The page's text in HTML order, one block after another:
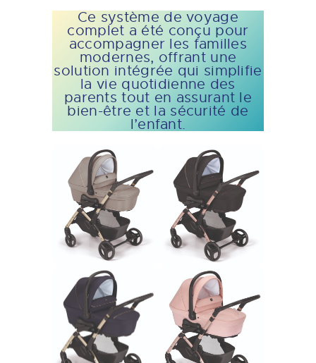
Ce système de voyage
complet a été conçu pour
accompagner les familles
modernes, offrant une
solution intégrée qui simplifie
la vie quotidienne des
parents tout en assurant le
bien-être et la sécurité de
l’enfant.